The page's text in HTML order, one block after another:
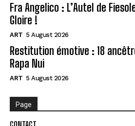
Fra Angelico : L’Autel de
Gloire !
ART 5 August 2026
Restitution émotive : 18
Rapa Nui
ART 5 August 2026
Page
CONTACT